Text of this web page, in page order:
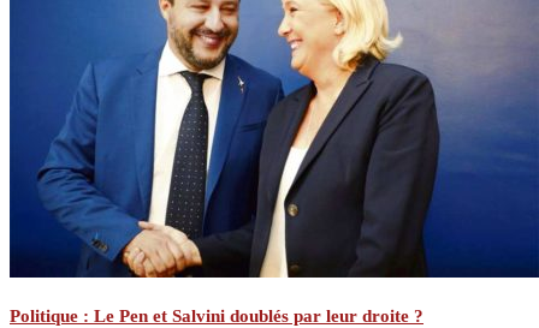
Politique : Le Pen et Salvini doublés par leur droite ?